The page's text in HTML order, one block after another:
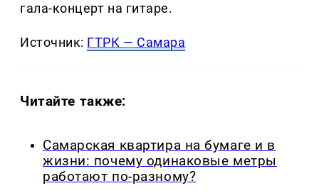
гала-концерт на гитаре.
Источник: ГТРК — Самара
Читайте также:
Самарская квартира на бумаге и в
жизни: почему одинаковые метры
работают по-разному?